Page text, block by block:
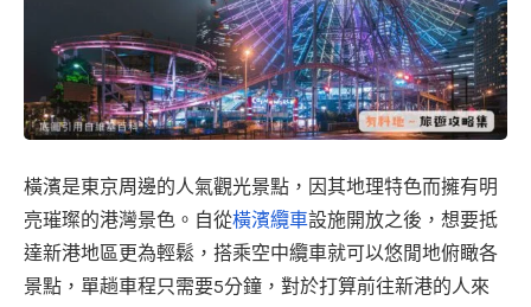
橫濱是東京周邊的人氣觀光景點，因其地理特色而擁有明
亮璀璨的港灣景色。自從橫濱纜車設施開放之後，想要抵
達新港地區更為輕鬆，搭乘空中纜車就可以悠閒地俯瞰各
景點，單趟車程只需要5分鐘，對於打算前往新港的人來